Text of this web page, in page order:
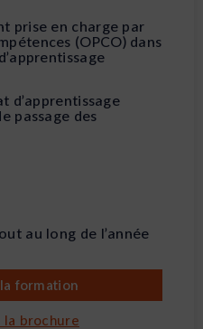
prise en charge par
(OPCO) dans
d’apprentissage
passage des
au long de l’année
formation
la brochure